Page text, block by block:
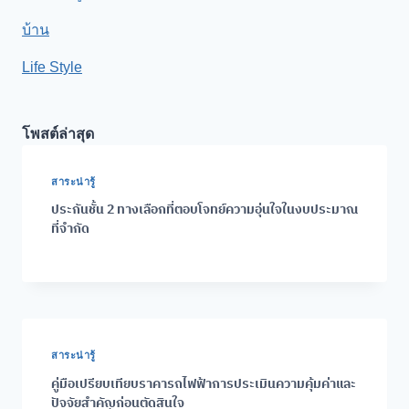
บ้าน
Life Style
โพสต์ล่าสุด
สาระน่ารู้
ประกันชั้น 2 ทางเลือกที่ตอบโจทย์ความอุ่นใจในงบประมาณ
ที่จำกัด
สาระน่ารู้
คู่มือเปรียบเทียบราคารถไฟฟ้าการประเมินความคุ้มค่าและ
ปัจจัยสำคัญก่อนตัดสินใจ